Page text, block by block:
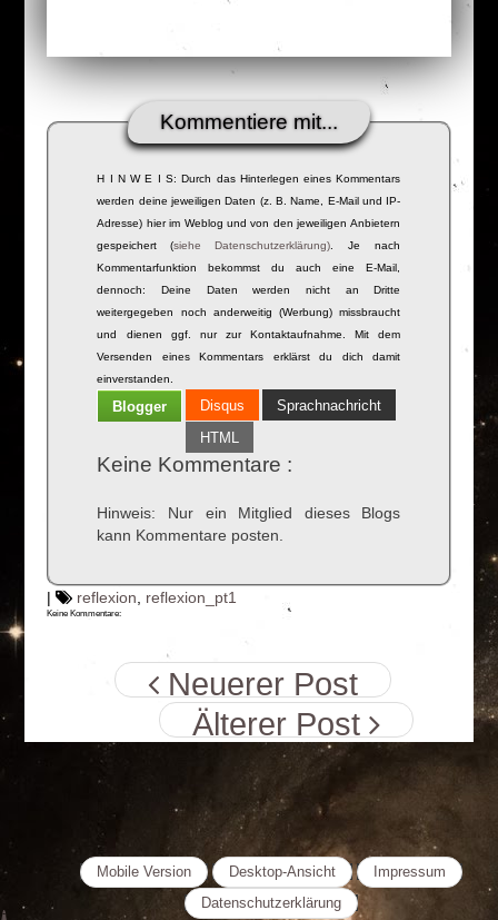
Kommentiere mit...
H I N W E I S: Durch das Hinterlegen eines Kommentars
werden deine jeweiligen Daten (z. B. Name, E-Mail und IP-
Adresse) hier im Weblog und von den jeweiligen Anbietern
gespeichert (siehe Datenschutzerklärung) . Je nach
Kommentarfunktion bekommst du auch eine E-Mail,
dennoch: Deine Daten werden nicht an Dritte
weitergegeben noch anderweitig (Werbung) missbraucht
und dienen ggf. nur zur Kontaktaufnahme. Mit dem
Versenden eines Kommentars erklärst du dich damit
einverstanden.
Blogger Disqus
Sprachnachricht
HTML
Keine Kommentare :
Hinweis: Nur ein Mitglied dieses Blogs
kann Kommentare posten.
| reflexion reflexion_pt1
Keine Kommentare:
Neuerer Post
Älterer Post
Mobile Version Desktop-Ansicht
Impressum
Datenschutzerklärung